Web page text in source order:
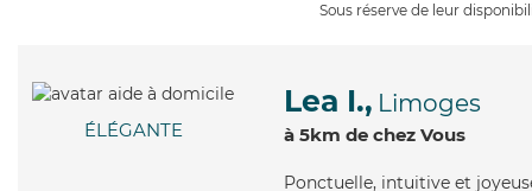
Sous réserve de leur
ÉLÉGANTE
Lea I., Limoges
à 5km de chez Vous
Ponctuelle, intuitive et